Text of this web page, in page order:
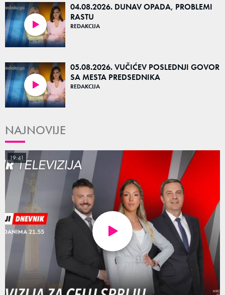
04.08.2026. DUNAV OPADA, PROBLEMI
RASTU
REDAKCIJA
05.08.2026. VUČIĆEV POSLEDNJI GOVOR
SA MESTA PREDSEDNIKA
REDAKCIJA
NAJNOVIJE
19:41